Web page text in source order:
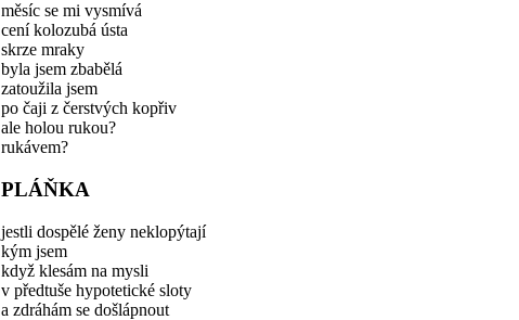
měsíc se mi vysmívá
cení kolozubá ústa
skrze mraky
byla jsem zbabělá
zatoužila jsem
po čaji z čerstvých kopřiv
ale holou rukou?
rukávem?
PLÁŇKA
jestli dospělé ženy neklopýtají
kým jsem
když klesám na mysli
v předtuše hypotetické sloty
a zdráhám se došlápnout